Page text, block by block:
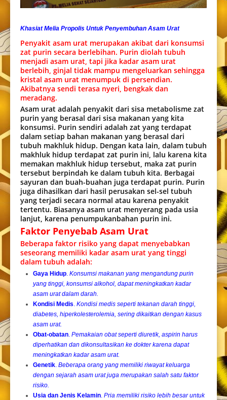
Khasiat Melia Propolis Untuk Penyembuhan Asam Urat
Penyakit asam urat merupakan akibat dari konsumsi
zat purin secara berlebihan. Purin diolah tubuh
menjadi asam urat, tapi jika kadar asam urat
berlebih, ginjal tidak mampu mengeluarkan sehingga
kristal asam urat menumpuk di persendian.
Akibatnya sendi terasa nyeri, bengkak dan
meradang.
Asam urat adalah penyakit dari sisa metabolisme zat
purin yang berasal dari sisa makanan yang kita
konsumsi. Purin sendiri adalah zat yang terdapat
dalam setiap bahan makanan yang berasal dari
tubuh makhluk hidup. Dengan kata lain, dalam tubuh
makhluk hidup terdapat zat purin ini, lalu karena kita
memakan makhluk hidup tersebut, maka zat purin
tersebut berpindah ke dalam tubuh kita. Berbagai
sayuran dan buah-buahan juga terdapat purin. Purin
juga dihasilkan dari hasil perusakan sel-sel tubuh
yang terjadi secara normal atau karena penyakit
tertentu. Biasanya asam urat menyerang pada usia
lanjut, karena penumpukanbahan purin ini.
Faktor Penyebab Asam Urat
Beberapa faktor risiko yang dapat menyebabkan
seseorang memiliki kadar asam urat yang tinggi
dalam tubuh adalah:
Gaya Hidup. Konsumsi makanan yang mengandung purin
yang tinggi, konsumsi alkohol, dapat meningkatkan kadar
asam urat dalam darah.
Kondisi Medis. Kondisi medis seperti tekanan darah tinggi,
diabetes, hiperkolesterolemia, sering dikaitkan dengan kasus
asam urat.
Obat-obatan. Pemakaian obat seperti diuretik, aspirin harus
diperhatikan dan dikonsultasikan ke dokter karena dapat
meningkatkan kadar asam urat.
Genetik. Beberapa orang yang memiliki riwayat keluarga
dengan sejarah asam urat juga merupakan salah satu faktor
risiko.
Usia dan Jenis Kelamin. Pria memiliki risiko lebih besar untuk